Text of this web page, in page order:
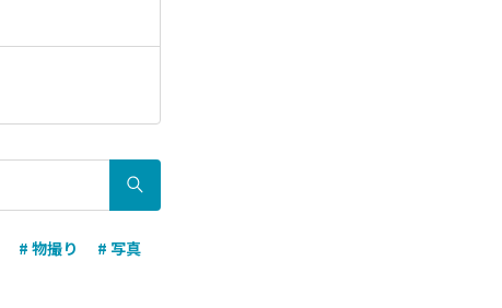
# 物撮り # 写真